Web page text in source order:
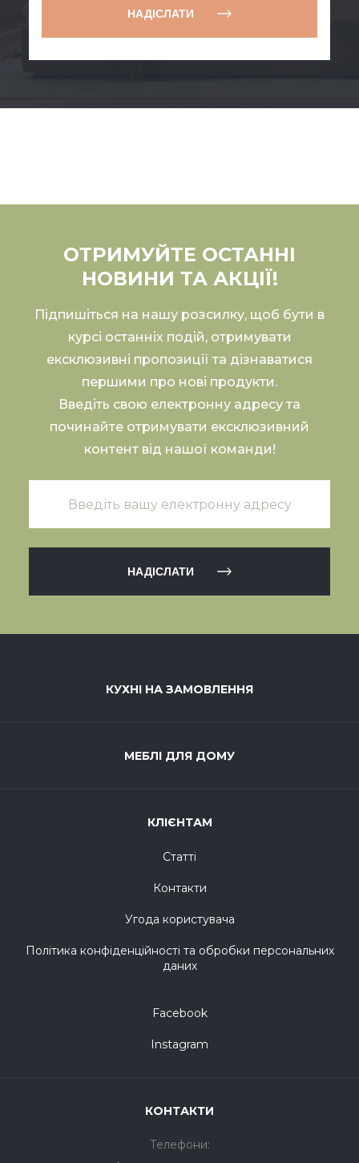
НАДІСЛАТИ
ОТРИМУЙТЕ ОСТАННІ
НОВИНИ ТА АКЦІЇ!
Підпишіться на нашу розсилку, щоб бути в
курсі останніх подій, отримувати
ексклюзивні пропозиції та дізнаватися
першими про нові продукти.
Введіть свою електронну адресу та
починайте отримувати ексклюзивний
контент від нашої команди!
НАДІСЛАТИ
КУХНІ НА ЗАМОВЛЕННЯ
МЕБЛІ ДЛЯ ДОМУ
КЛІЄНТАМ
Статті
Контакти
Угода користувача
Політика конфіденційності та обробки персональних
даних
Facebook
Instagram
КОНТАКТИ
Телефони: